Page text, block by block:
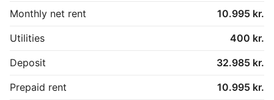
Monthly net rent
10.995 kr.
Utilities
400 kr.
Deposit
32.985 kr.
Prepaid rent
10.995 kr.